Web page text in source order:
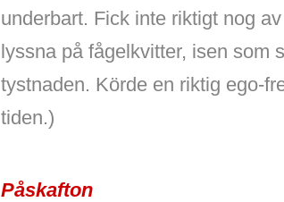
underbart. Fick inte riktigt nog
lyssna på fågelkvitter, isen som
tystnaden. Körde en riktig ego-
tiden.)
Påskafton